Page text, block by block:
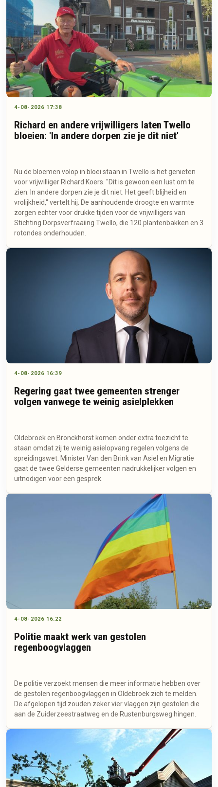
4-08-2026 17:38
Richard en andere vrijwilligers laten Twello
bloeien: 'In andere dorpen zie je dit niet'
Nu de bloemen volop in bloei staan in Twello is het genieten
voor vrijwilliger Richard Koers. "Dit is gewoon een lust om te
zien. In andere dorpen zie je dit niet. Het geeft blijheid en
vrolijkheid," vertelt hij. De aanhoudende droogte en warmte
zorgen echter voor drukke tijden voor de vrijwilligers van
Stichting Dorpsverfraaiing Twello, die 120 plantenbakken en 3
rotondes onderhouden.
4-08-2026 16:39
Regering gaat twee gemeenten strenger
volgen vanwege te weinig asielplekken
Oldebroek en Bronckhorst komen onder extra toezicht te
staan omdat zij te weinig asielopvang regelen volgens de
spreidingswet. Minister Van den Brink van Asiel en Migratie
gaat de twee Gelderse gemeenten nadrukkelijker volgen en
uitnodigen voor een gesprek.
4-08-2026 16:22
Politie maakt werk van gestolen
regenboogvlaggen
De politie verzoekt mensen die meer informatie hebben over
de gestolen regenboogvlaggen in Oldebroek zich te melden.
De afgelopen tijd zouden zeker vier vlaggen zijn gestolen die
aan de Zuiderzeestraatweg en de Rustenburgsweg hingen.